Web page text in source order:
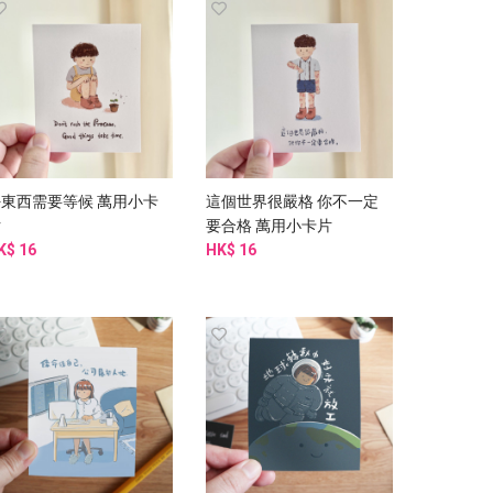
西需要等候 萬用小卡
16
這個世界很嚴格 你不一定
要合格 萬用小卡片
HK$ 16